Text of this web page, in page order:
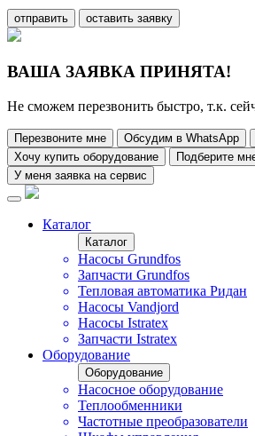
отправить оставить заявку
ВАША ЗАЯВКА ПРИНЯТА!
Не сможем перезвонить быстро, т.к.
Перезвоните мне Обсудим в WhatsApp
Хочу купить оборудование
Подберите
У меня заявка на сервис
Каталог
Каталог
Насосы Grundfos
Запчасти Grundfos
Тепловая автоматика Ридан
Насосы Vandjord
Насосы Istratex
Запчасти Istratex
Оборудование
Оборудование
Насосное оборудование
Теплообменники
Частотные преобразователи